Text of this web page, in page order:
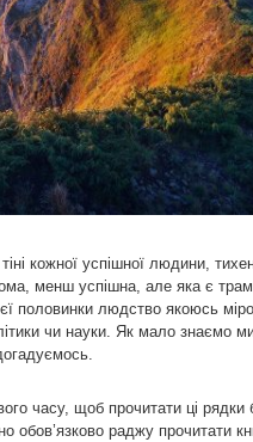
кожної успішної людини,
менш успішна, але яка є
половинки людство якоюсь
чи науки. Як мало знаємо
часу, щоб прочитати ці рядки
обов’язково раджу прочитати